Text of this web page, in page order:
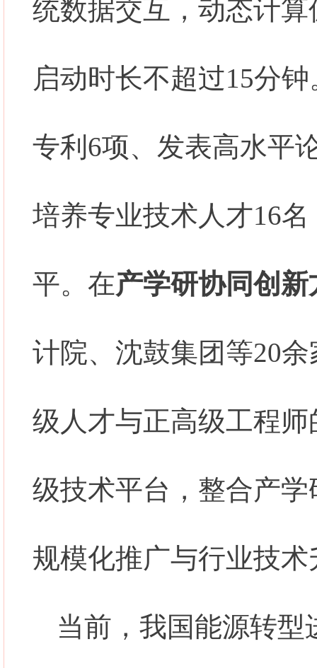
统数据交互，动态计
启动时长不超过15分
专利6项、发表高水平
培养专业技术人才16
平。在产学研协同创新
计院、沈鼓集团等20
级人才与正高级工程
级技术平台，整合产
规模化推广与行业技
当前，我国能源转型